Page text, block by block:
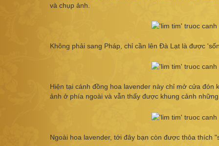
và chụp ảnh.
Không phải sang Pháp, chỉ cần lên Đà Lạt là được
Hiện tại cánh đồng hoa lavender này chỉ mở cửa
ảnh ở phía ngoài và vẫn thấy được khung cảnh
Ngoài hoa lavender, tới đây bạn còn được thỏa thích